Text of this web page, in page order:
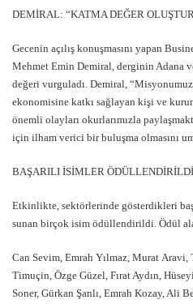
DEMİRAL: “KATMA DEĞER
Gecenin açılış konuşmasını yapan
Mehmet Emin Demiral, derginin Adana
değeri vurguladı. Demiral,
ekonomisine katkı sağlayan kişi ve
önemli olayları okurlarımızla
için ilham verici bir buluşma olmasını
BAŞARILI İSİMLER ÖDÜLLENDİRİLDİ
Etkinlikte, sektörlerinde gösterdikleri
sunan birçok isim ödüllendirildi. Ödül
Can Sevim, Emrah Yılmaz, Murat Aravi,
Timuçin, Özge Güzel, Fırat Aydın,
Soner, Gürkan Şanlı, Emrah Kozay, Ali